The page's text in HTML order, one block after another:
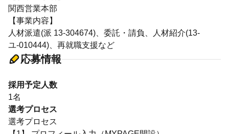
関西営業本部
【事業内容】
人材派遣(派 13-304674)、委託・請負、人材紹介(13-
ユ-010444)、再就職支援など
応募情報
採用予定人数
1名
選考プロセス
選考プロセス